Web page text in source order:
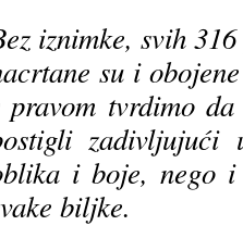
iznimke, svih
su i
pravom tvrdimo
zadivljujući
i boje, nego i
biljke.